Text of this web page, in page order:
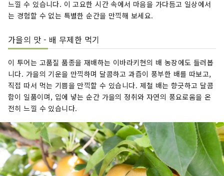
느낄 수 있습니다. 이 고요한 시간 속에서 마음을 가다듬고 일상에서
는 경험할 수 없는 특별한 순간을 만끽해 보세요.
가을의 맛 - 배 무제한 먹기
이 투어는 고품질 품종을 재배하는 이바라키현의 배 농장에도 들러봅
니다. 가을의 기운을 만끽하며 달콤하고 과즙이 풍부한 배를 따보고,
직접 따서 먹는 기쁨을 만끽할 수 있습니다. 제철 배는 향긋하고 달콤
함이 일품이며, 입에 넣는 순간 가을의 정취와 자연의 풍요로움을 온
전히 느낄 수 있습니다.